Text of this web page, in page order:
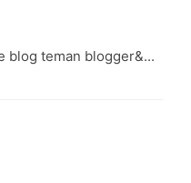
blog teman blogger&...